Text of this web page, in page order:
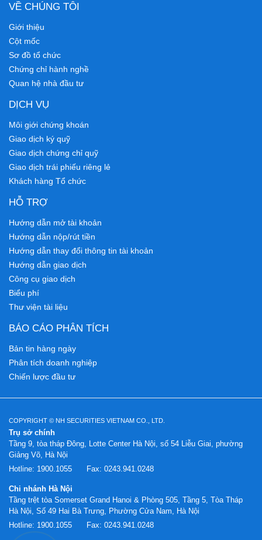
VỀ CHÚNG TÔI
Giới thiệu
Cột mốc
Sơ đồ tổ chức
Chứng chỉ hành nghề
Quan hệ nhà đầu tư
DỊCH VỤ
Môi giới chứng khoán
Giao dịch ký quỹ
Giao dịch chứng chỉ quỹ
Giao dịch trái phiếu riêng lẻ
Khách hàng Tổ chức
HỖ TRỢ
Hướng dẫn mở tài khoản
Hướng dẫn nộp/rút tiền
Hướng dẫn thay đổi thông tin tài khoản
Hướng dẫn giao dịch
Công cụ giao dịch
Biểu phí
Thư viện tài liệu
BÁO CÁO PHÂN TÍCH
Bản tin hàng ngày
Phân tích doanh nghiệp
Chiến lược đầu tư
COPYRIGHT © NH SECURITIES VIETNAM CO., LTD.
Trụ sở chính
Tầng 9, tòa tháp Đông, Lotte Center Hà Nội, số 54 Liễu Giai, phường
Giảng Võ, Hà Nội
Hotline: 1900.1055 Fax: 0243.941.0248
Chi nhánh Hà Nội
Tầng trệt tòa Somerset Grand Hanoi & Phòng 505, Tầng 5, Tòa Tháp
Hà Nội, Số 49 Hai Bà Trưng, Phường Cửa Nam, Hà Nội
Hotline: 1900.1055 Fax: 0243.941.0248